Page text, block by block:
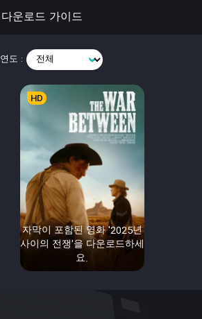
다운로드 가이드
연도 :
자막이 포함된 영화 '2025년
사이의 전쟁'을 다운로드하세
요.
HD